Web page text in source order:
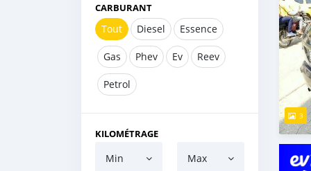
CARBURANT
Tout Diesel Essence
Gas Phev Ev Reev
Petrol
KILOMÉTRAGE
Min Max
3